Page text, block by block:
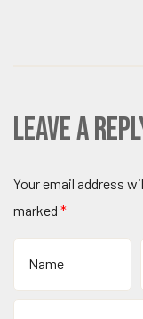
Leave a
Your email address
marked *